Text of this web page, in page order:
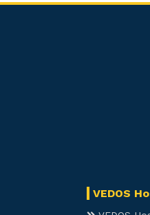
VEDOS